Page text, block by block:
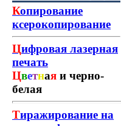
Копирование
ксерокопирование
Цифровая лазерная
печать
Цветная и черно-
белая
Тиражирование на